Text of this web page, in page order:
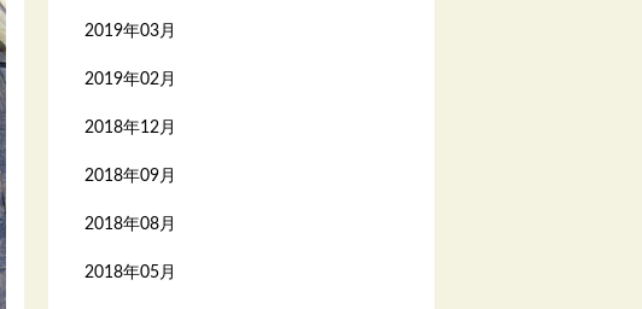
2019年03月
2019年02月
2018年12月
2018年09月
2018年08月
2018年05月